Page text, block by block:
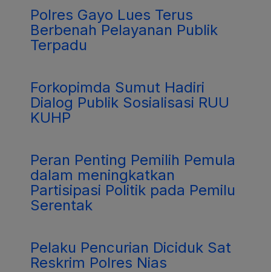
Polres Gayo Lues Terus
Berbenah Pelayanan Publik
Terpadu
Forkopimda Sumut Hadiri
Dialog Publik Sosialisasi RUU
KUHP
Peran Penting Pemilih Pemula
dalam meningkatkan
Partisipasi Politik pada Pemilu
Serentak
Pelaku Pencurian Diciduk Sat
Reskrim Polres Nias